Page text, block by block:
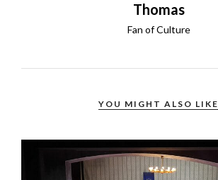
Thomas
Fan of Culture
YOU MIGHT ALSO LIKE